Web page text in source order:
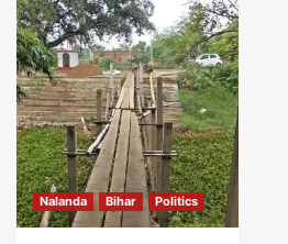
Nalanda Bihar Politics